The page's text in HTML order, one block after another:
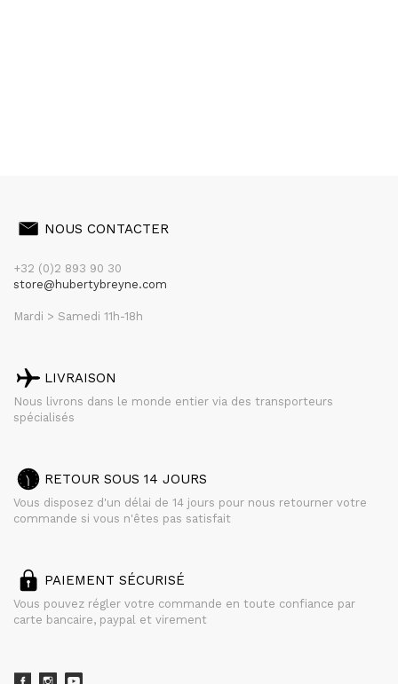
NOUS CONTACTER
+32 (0)2 893 90 30
store@hubertybreyne.com
Mardi > Samedi 11h-18h
LIVRAISON
Nous livrons dans le monde entier via des transporteurs
spécialisés
RETOUR SOUS 14 JOURS
Vous disposez d'un délai de 14 jours pour nous retourner votre
commande si vous n'êtes pas satisfait
PAIEMENT SÉCURISÉ
Vous pouvez régler votre commande en toute confiance par
carte bancaire, paypal et virement